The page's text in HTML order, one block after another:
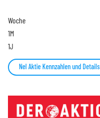
Woche
1M
1J
Nel Aktie Kennzahlen und Details